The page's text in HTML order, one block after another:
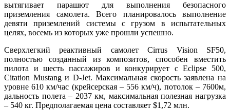
вытягивает парашют для выполнения безопасного
приземления самолета. Всего планировалось выполнение
девяти приземлений системы с грузом в испытательных
целях, восемь из которых уже прошли успешно.
Сверхлегкий реактивный самолет Cirrus Vision SF50,
полностью созданный из композитов, способен вместить
пилота и шесть пассажиров и конкурирует с Eclipse 500,
Citation Mustang и D-Jet. Максимальная скорость заявлена на
уровне 610 км/час (крейсерская – 556 км/ч), потолок – 7600м,
дальность полета – 2037 км, максимальная полезная нагрузка
– 540 кг. Предполагаемая цена составляет $1,72 млн.